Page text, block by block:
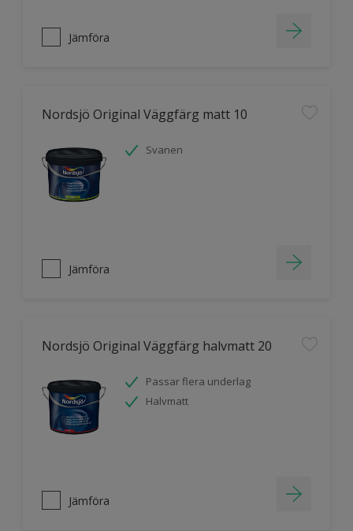
Jämföra
Nordsjö Original Väggfärg matt 10
Svanen
Jämföra
Nordsjö Original Väggfärg halvmatt 20
Passar flera underlag
Halvmatt
Jämföra